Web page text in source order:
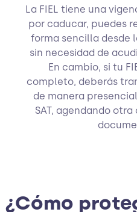
La FIEL tiene una
por caducar, puedes
forma sencilla desde
sin necesidad de
En cambio, si tu
completo, deberás
de manera
SAT, agendando
¿Cómo